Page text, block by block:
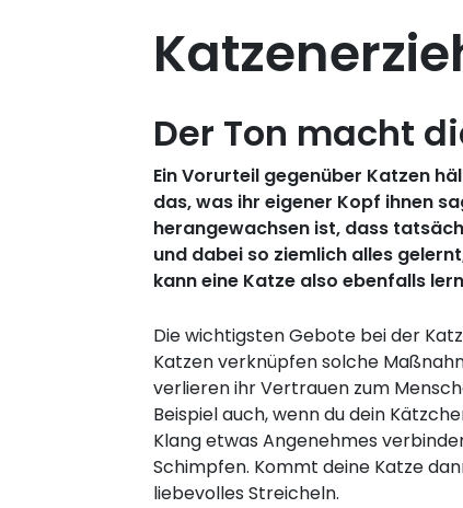
Der Ton macht
Ein Vorurteil gegenüber Katzen
das, was ihr eigener Kopf ihnen
herangewachsen ist, dass
und dabei so ziemlich alles
kann eine Katze also ebenfalls
Die wichtigsten Gebote bei der
Katzen verknüpfen solche
verlieren ihr Vertrauen zum
Beispiel auch, wenn du dein
Klang etwas Angenehmes
Schimpfen. Kommt deine Katze
liebevolles Streicheln.